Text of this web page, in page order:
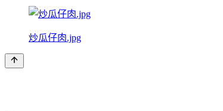
炒瓜仔肉.jpg